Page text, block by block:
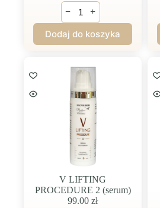
ilość
Wakacyjny
zestaw
BLUE
MOON
− +
Dodaj do koszyka
V LIFTING
PROCEDURE 2 (serum)
99.00 zł